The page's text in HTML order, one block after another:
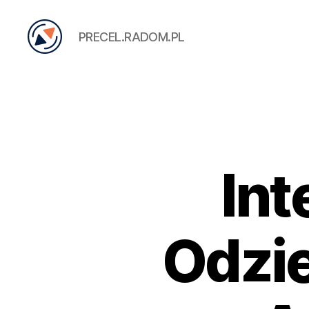
PRECEL.RADOM.PL